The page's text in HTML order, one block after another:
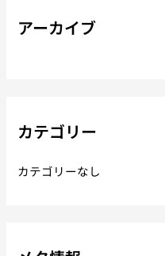
アーカイブ
カテゴリー
カテゴリーなし